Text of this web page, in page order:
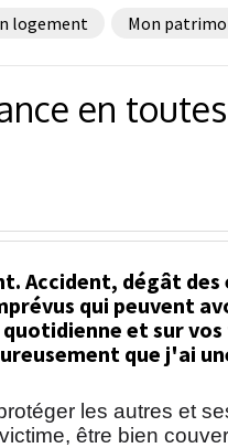
logement Mon
en toutes
Accident, dégât des
qui peuvent
et sur vos
que j'ai
les autres et
être bien